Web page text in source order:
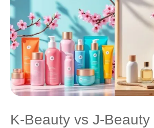
K-Beauty vs J-Beauty